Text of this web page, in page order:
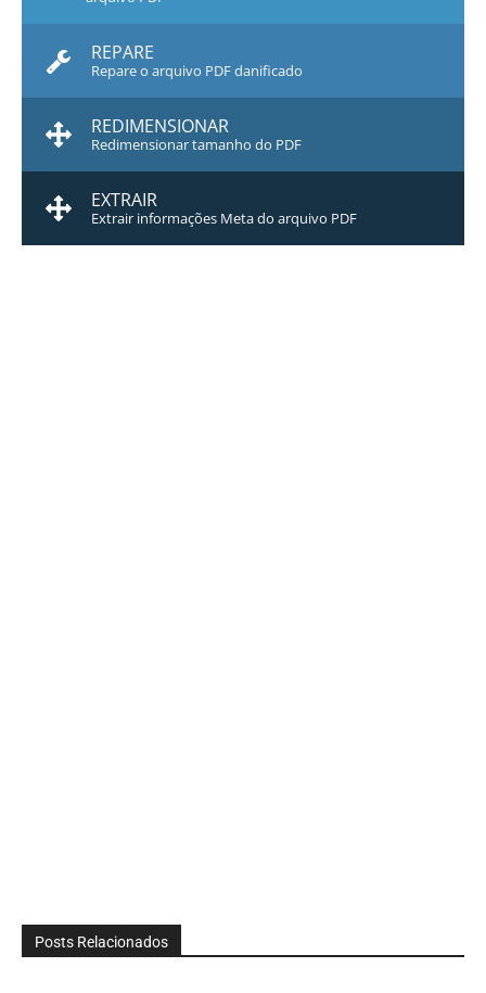
REPARE
Repare o arquivo PDF danificado
REDIMENSIONAR
Redimensionar tamanho do PDF
EXTRAIR
Extrair informações Meta do arquivo PDF
Posts Relacionados